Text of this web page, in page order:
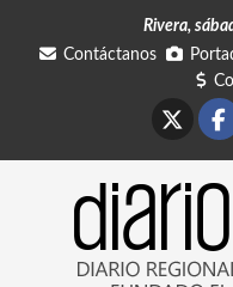
Rivera,
Contáctanos